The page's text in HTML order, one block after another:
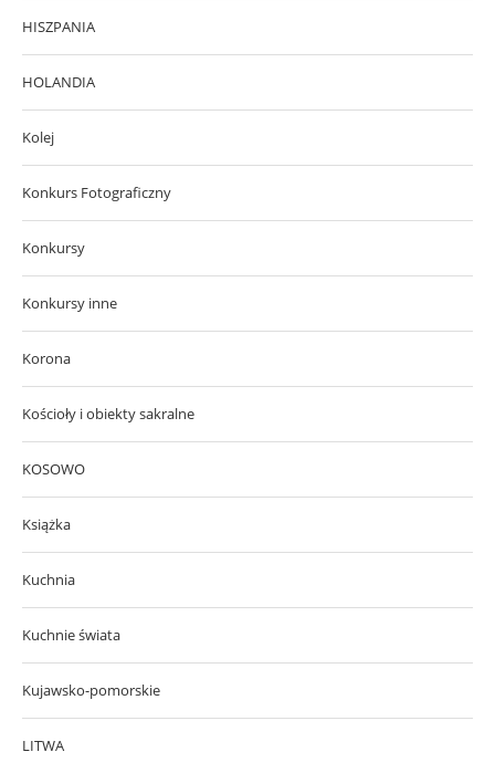
HISZPANIA
HOLANDIA
Kolej
Konkurs Fotograficzny
Konkursy
Konkursy inne
Korona
Kościoły i obiekty sakralne
KOSOWO
Książka
Kuchnia
Kuchnie świata
Kujawsko-pomorskie
LITWA